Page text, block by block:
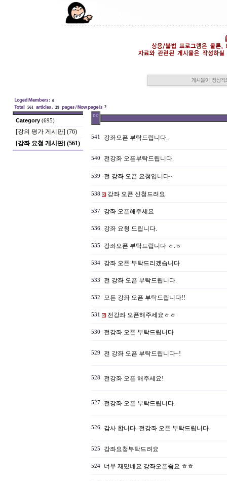
0
561
29 2
Category (695)
[강의 평가 게시판] (76)
[강좌 요청 게시판] (561)
no
541 강좌오픈 부탁드립니다.
540 전강좌 오픈부탁드립니다.
539 전 강좌 오픈 요청입니다~
538 강좌 오픈 신청드려요.
537 강좌 오픈해주세요
536 강좌 요청 드립니다.
535 강좌오픈 부탁드립니다 ㅎ.ㅎ
534 강좌 오픈 부탁드리겠습니다
533 전 강좌 오픈 부탁드립니다.
532 모든 강좌 오픈 부탁드립니다!!
531 전강좌 오픈해주세요ㅎㅎ
530 전강좌 오픈 부탁드립니다
529 전 강좌 오픈 부탁드립니다~!
528 전강좌 오픈 해주세요!
527 전강좌 오픈 부탁드립니다.
526 감사 합니다. 전강좌 오픈 부탁드립니다.
525 강좌요청부탁드려요
524 너무 재밌네요 강좌오픈좀요 ㅎㅎ